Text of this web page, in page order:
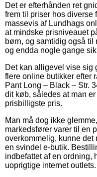
Det er efterhånden ret
frem til priser hos diverse
massevis af Lundhags
at mindske prisniveauet
børn, og samtidig også
og endda nogle gange
Det kan alligevel vise sig
flere online butikker efter
Pant Long – Black – Str.
dit køb, således at man
prisbilligste pris.
Man må dog ikke
markedsfører varer til en
overkommelig, kunne
en svindel e-butik.
indbefattet af en ordning,
uoprigtige internet outlets.